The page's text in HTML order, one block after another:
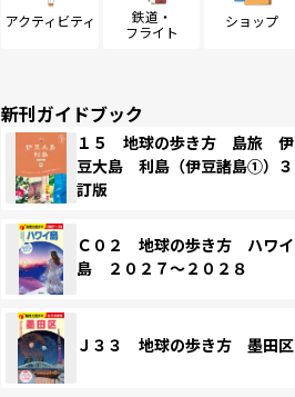
アクティビティ
鉄道・
フライト
ショップ
新刊ガイドブック
１５ 地球の歩き方 島旅 伊
豆大島 利島（伊豆諸島①）３
訂版
Ｃ０２ 地球の歩き方 ハワイ
島 ２０２７～２０２８
Ｊ３３ 地球の歩き方 墨田区